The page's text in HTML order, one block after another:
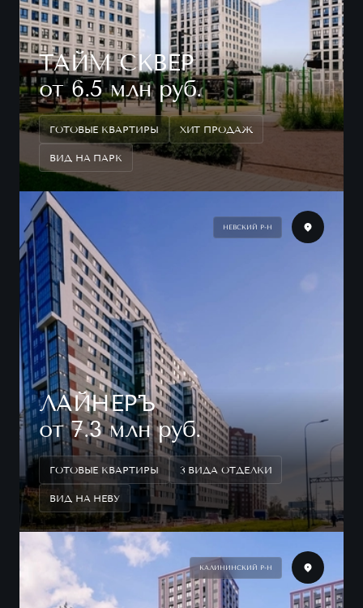
ТАЙМ СКВЕР
от 6.5 млн руб.
ГОТОВЫЕ КВАРТИРЫ ХИТ ПРОДАЖ
ВИД НА ПАРК
НЕВСКИЙ Р-Н
ЛАЙНЕРЪ
от 7.3 млн руб.
ГОТОВЫЕ КВАРТИРЫ 3 ВИДА ОТДЕЛКИ
ВИД НА НЕВУ
КАЛИНИНСКИЙ Р-Н